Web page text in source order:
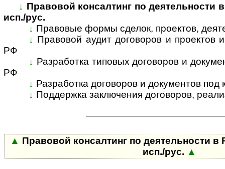
↓ Правовой консалтинг по деятельности
исп./рус.
↓ Правовые формы сделок, проектов,
↓ Правовой аудит договоров и проектов
РФ
↓ Разработка типовых договоров и
РФ
↓ Разработка договоров и документов под
↓ Поддержка заключения договоров,
▲ Правовой консалтинг по деятельности
исп./рус. ▲